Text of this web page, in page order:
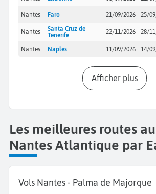
Nantes Faro 21/09/2026 25/
Nantes
Santa Cruz de
Tenerife
22/11/2026 28/
Nantes Naples 11/09/2026 14/
Afficher plus
Les meilleures routes
Nantes Atlantique par
Vols Nantes - Palma de Majorque